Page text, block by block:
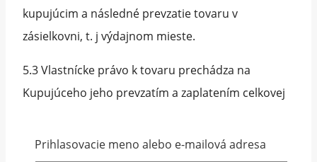
kupujúcim a následné prevzatie tovaru v
zásielkovni, t. j výdajnom mieste.
5.3 Vlastnícke právo k tovaru prechádza na
Kupujúceho jeho prevzatím a zaplatením celkovej
5.4 Pri prevzatí tovaru je Kupujúci povinný si
Prihlasovacie meno alebo e-mailová adresa